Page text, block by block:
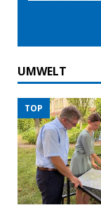
UMWELT
TOP